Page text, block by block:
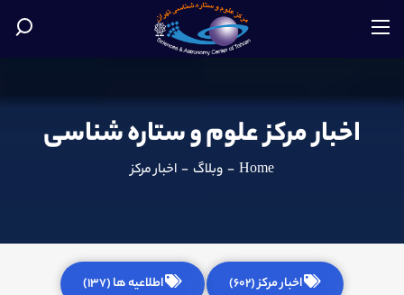
اخبار مرکز علوم و ستاره شناسی
Home
- وبلاگ - اخبار مرکز
اخبار مرکز (602) اطلاعیه ها (137)